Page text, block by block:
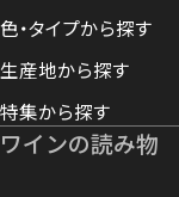
色・タイプから探す
生産地から探す
特集から探す
ワインの読み物